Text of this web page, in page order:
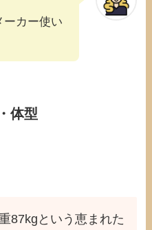
ーカー使い
体型
87kgという恵まれた